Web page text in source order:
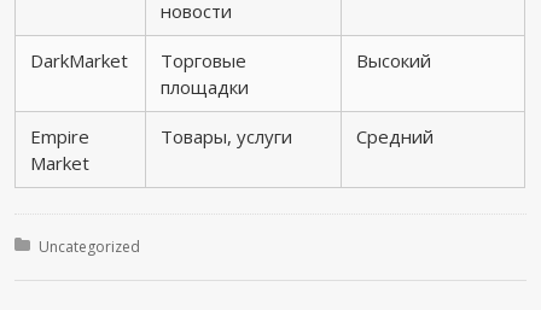
новости
DarkMarket
Торговые
площадки
Высокий
Empire
Market
Товары, услуги Средний
Posted in:
Uncategorized